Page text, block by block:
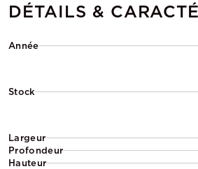
DÉTAILS &
Année
Stock
Largeur
Profondeur
Hauteur